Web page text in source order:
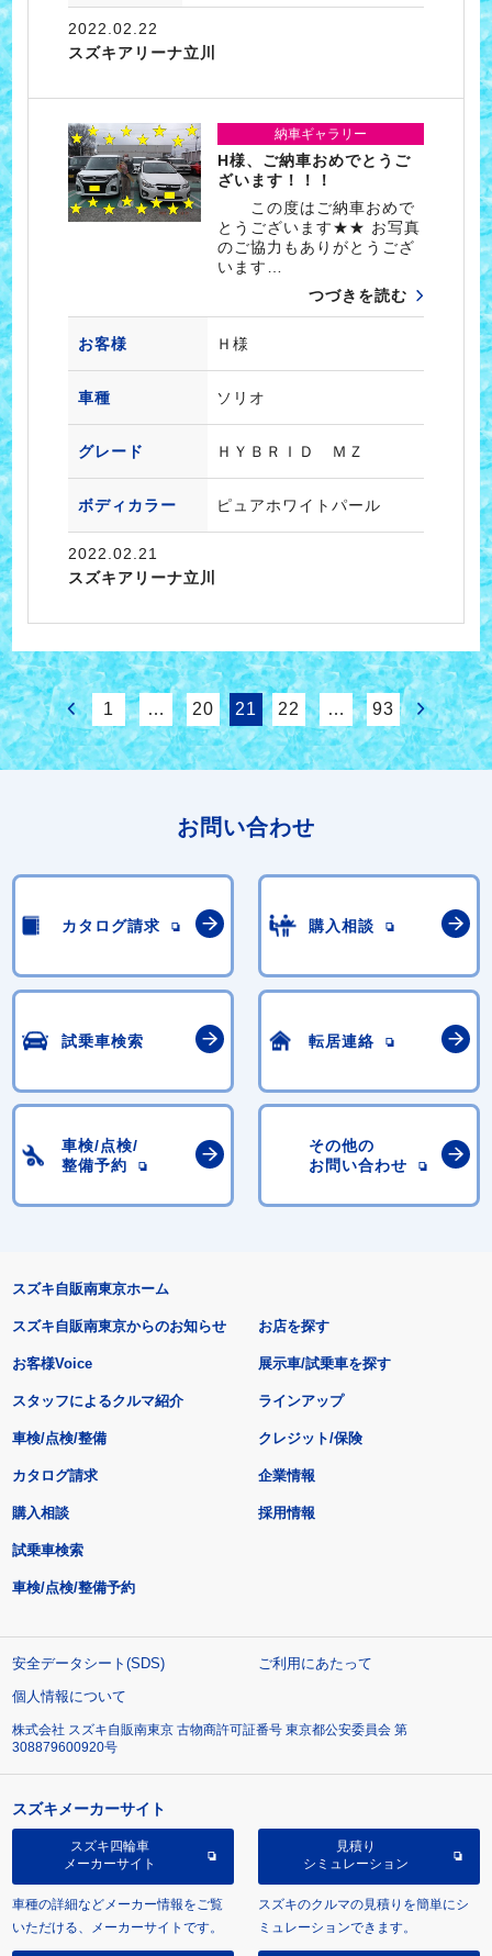
2022.02.22
スズキアリーナ立川
納車ギャラリー
H様、ご納車おめでとうご
ざいます！！！
この度はご納車おめで
とうございます★★ お写真
のご協力もありがとうござ
います…
つづきを読む
お客様 Ｈ様
車種 ソリオ
グレード ＨＹＢＲＩＤ ＭＺ
ボディカラー ピュアホワイトパール
2022.02.21
スズキアリーナ立川
1 … 20 21 22 … 93
お問い合わせ
カタログ請求 購入相談
試乗車検索 転居連絡
車検/点検/
整備予約
その他の
お問い合わせ
スズキ自販南東京ホーム
スズキ自販南東京からのお知らせ
お客様Voice
スタッフによるクルマ紹介
お店を探す
展示車/試乗車を探す
ラインアップ
車検/点検/整備 クレジット/保険
カタログ請求
購入相談
試乗車検索
車検/点検/整備予約
企業情報
採用情報
安全データシート(SDS)
ご利用にあたって
個人情報について
株式会社 スズキ自販南東京 古物商許可証番号 東京都公安委員会 第
308879600920号
スズキメーカーサイト
スズキ四輪車
メーカーサイト
車種の詳細などメーカー情報をご覧
いただける、メーカーサイトです。
見積り
シミュレーション
スズキのクルマの見積りを簡単にシ
ミュレーションできます。